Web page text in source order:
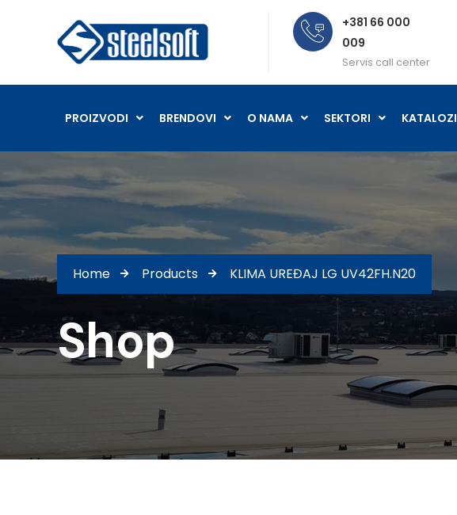
+381 66 000
009
Servis call center
PROIZVODI BRENDOVI O NAMA SEKTORI KATALOZI
Home Products KLIMA UREĐAJ LG UV42FH.N20
Shop